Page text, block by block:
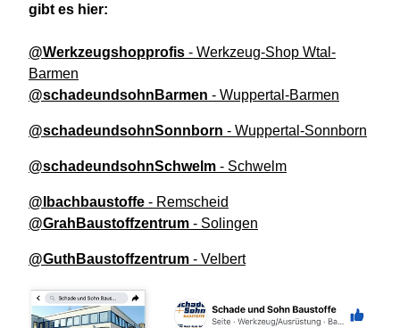
gibt es hier:
@Werkzeugshopprofis - Werkzeug-Shop Wtal-
Barmen
@schadeundsohnBarmen - Wuppertal-Barmen
@schadeundsohnSonnborn - Wuppertal-Sonnborn
@schadeundsohnSchwelm - Schwelm
@Ibachbaustoffe - Remscheid
@GrahBaustoffzentrum - Solingen
@GuthBaustoffzentrum - Velbert